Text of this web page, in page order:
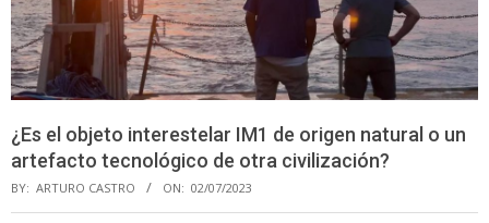
¿Es el objeto interestelar IM1 de origen natural o un
artefacto tecnológico de otra civilización?
BY: ARTURO CASTRO ON: 02/07/2023